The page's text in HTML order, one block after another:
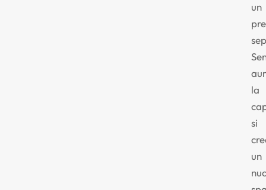
un
la
si
un